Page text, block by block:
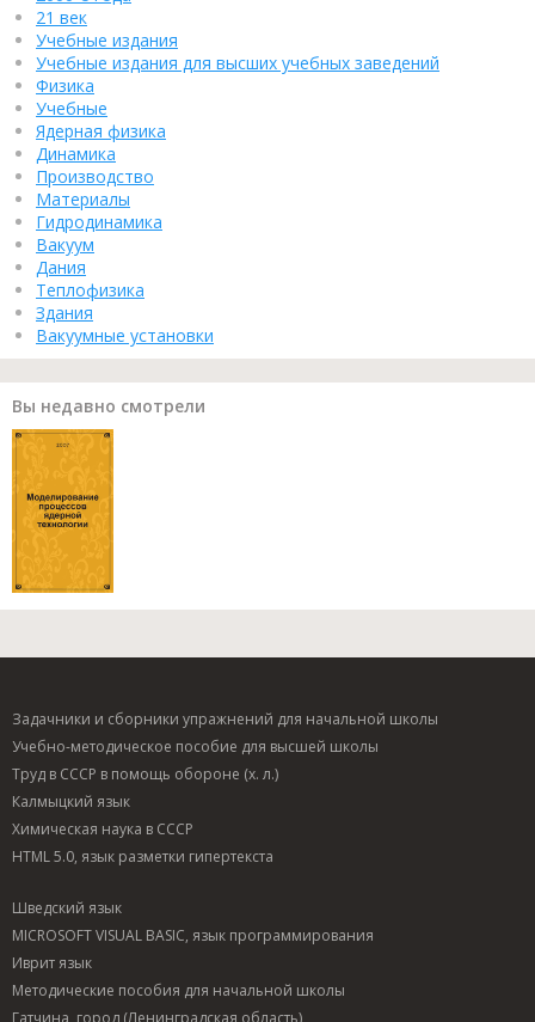
21 век
Учебные издания
Учебные издания для высших учебных заведений
Физика
Учебные
Ядерная физика
Динамика
Производство
Материалы
Гидродинамика
Вакуум
Дания
Теплофизика
Здания
Вакуумные установки
Вы недавно смотрели
Задачники и сборники упражнений для начальной школы
Учебно-методическое пособие для высшей школы
Труд в СССР в помощь обороне (х. л.)
Калмыцкий язык
Химическая наука в СССР
HTML 5.0, язык разметки гипертекста
Шведский язык
MICROSOFT VISUAL BASIC, язык программирования
Иврит язык
Методические пособия для начальной школы
Гатчина, город (Ленинградская область)